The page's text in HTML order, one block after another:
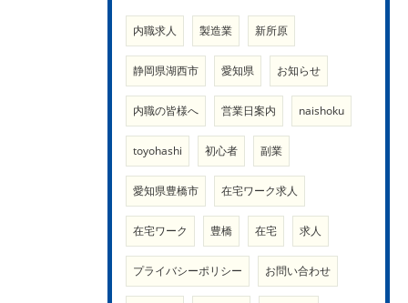
内職求人 製造業 新所原
静岡県湖西市 愛知県 お知らせ
内職の皆様へ 営業日案内 naishoku
toyohashi 初心者 副業
愛知県豊橋市 在宅ワーク求人
在宅ワーク 豊橋 在宅 求人
プライバシーポリシー お問い合わせ